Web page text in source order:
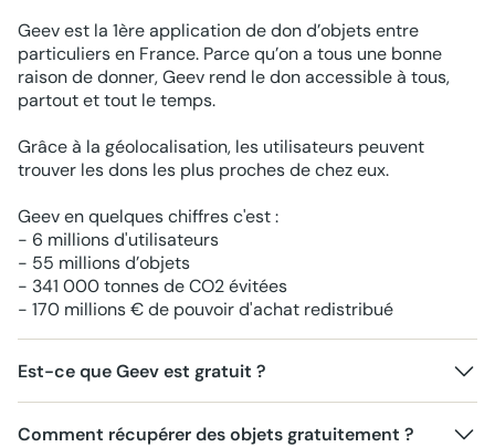
Geev est la 1ère application de don d’objets entre
particuliers en France. Parce qu’on a tous une bonne
raison de donner, Geev rend le don accessible à tous,
partout et tout le temps.
Grâce à la géolocalisation, les utilisateurs peuvent
trouver les dons les plus proches de chez eux.
Geev en quelques chiffres c'est :
- 6 millions d'utilisateurs
- 55 millions d’objets
- 341 000 tonnes de CO2 évitées
- 170 millions € de pouvoir d'achat redistribué
Est-ce que Geev est gratuit ?
Comment récupérer des objets gratuitement ?